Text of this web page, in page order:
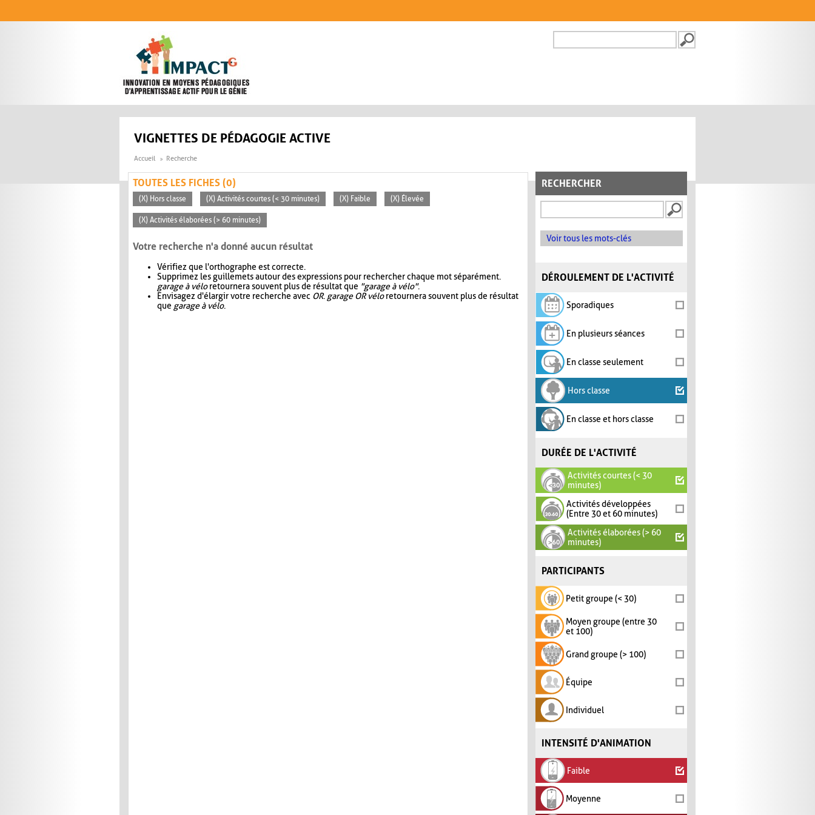
FORMULAIRE DE
VIGNETTES DE PÉDAGOGIE ACTIVE
Accueil Recherche
RECHERCHER
Voir tous les mots-clés
DÉROULEMENT DE L'ACTIVITÉ
Sporadiques
En plusieurs séances
En classe seulement
Hors classe
En classe et hors classe
DURÉE DE L'ACTIVITÉ
Activités courtes (< 30
minutes)
Activités développées
(Entre 30 et 60 minutes)
Activités élaborées (> 60
minutes)
PARTICIPANTS
Petit groupe (< 30)
Moyen groupe (entre 30
et 100)
Grand groupe (> 100)
Équipe
Individuel
INTENSITÉ D'ANIMATION
Faible
Moyenne
TOUTES LES FICHES (0)
(X) Hors classe (X) Activités courtes (< 30 minutes) (X) Faible (X) Élevée
(X) Activités élaborées (> 60 minutes)
Votre recherche n'a donné aucun résultat
Vérifiez que l'orthographe est correcte.
Supprimez les guillemets autour des expressions pour rechercher chaque mot séparément.
garage à véloretournera souvent plus de résultat que "garage à vélo".
Envisagez d'élargir votre recherche avec OR. garage OR véloretournera souvent plus de résultat
que garage à vélo.